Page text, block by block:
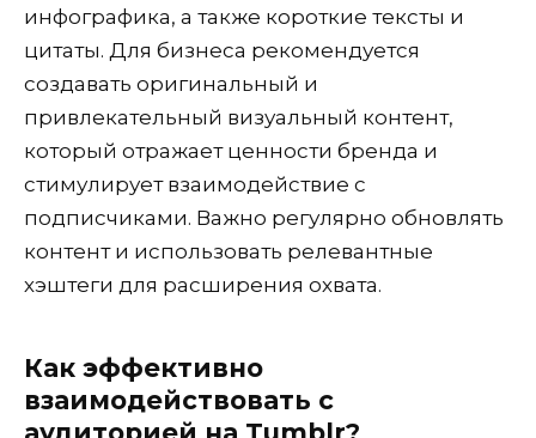
инфографика, а также короткие тексты и
цитаты. Для бизнеса рекомендуется
создавать оригинальный и
привлекательный визуальный контент,
который отражает ценности бренда и
стимулирует взаимодействие с
подписчиками. Важно регулярно обновлять
контент и использовать релевантные
хэштеги для расширения охвата.
Как эффективно
взаимодействовать с